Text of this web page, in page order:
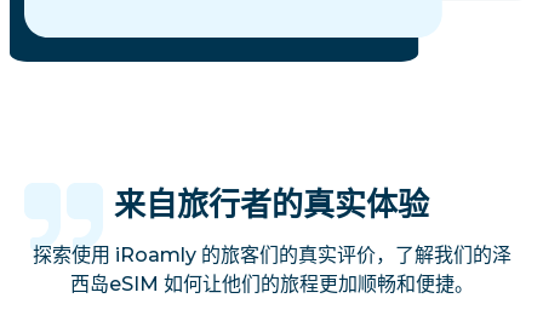
来自旅行者的真实体验
探索使用 iRoamly 的旅客们的真实评价，了解我们的泽
西岛eSIM 如何让他们的旅程更加顺畅和便捷。